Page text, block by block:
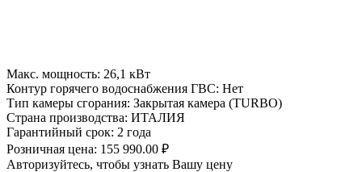
Макс. мощность: 26,1 кВт
Контур горячего водоснабжения ГВС: Нет
Тип камеры сгорания: Закрытая камера (TURBO)
Страна производства: ИТАЛИЯ
Гарантийный срок: 2 года
Розничная цена: 155 990.00 ₽
Авторизуйтесь, чтобы узнать Вашу цену